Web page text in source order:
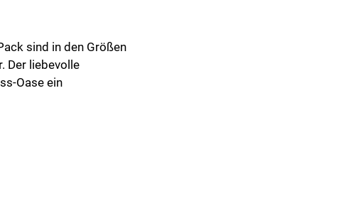
sind in den Größen
Der liebevolle
Oase ein